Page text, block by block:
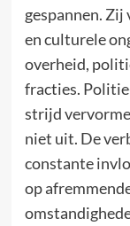
gespannen.
en culturele
overheid,
fracties.
strijd
niet uit. De
constante
op